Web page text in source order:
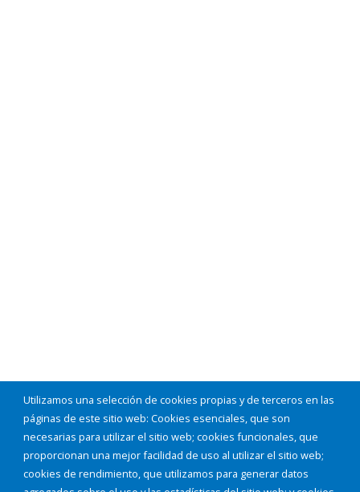
Utilizamos una selección de cookies propias y de terceros en las
páginas de este sitio web: Cookies esenciales, que son
necesarias para utilizar el sitio web; cookies funcionales, que
proporcionan una mejor facilidad de uso al utilizar el sitio web;
cookies de rendimiento, que utilizamos para generar datos